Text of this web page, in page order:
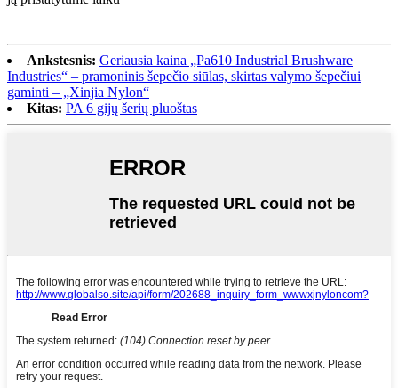
Ankstesnis: Geriausia kaina „Pa610 Industrial Brushware
Industries“ – pramoninis šepečio siūlas, skirtas valymo šepečiui
gaminti – „Xinjia Nylon“
Kitas: PA 6 gijų šerių pluoštas